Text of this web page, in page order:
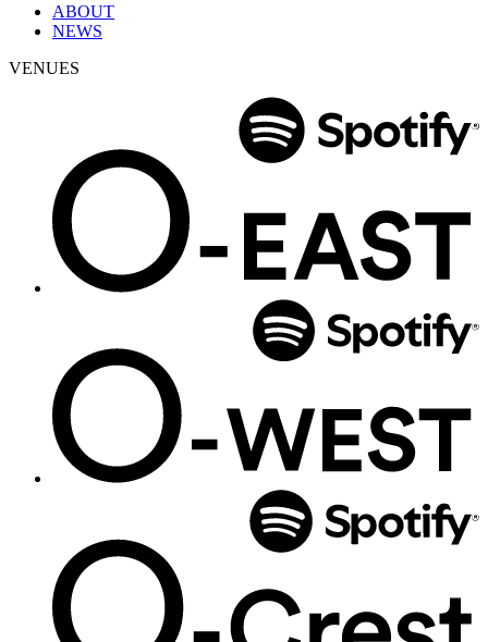
ABOUT
NEWS
VENUES